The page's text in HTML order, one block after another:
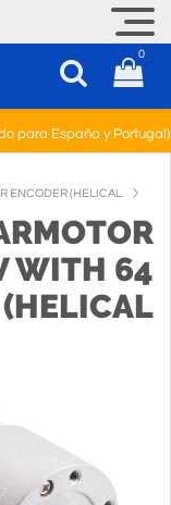
0
para España y Portugal)
ENCODER (HELICAL
WITH 64
(HELICAL